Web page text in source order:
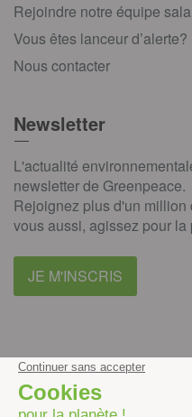
Rejoindre notre équipe
Vous êtes lanceur d’alerte?
Nous contacter
Newsletter
L'actualité
newsletter de Greenpeace.
Rejoignez plus d'un million
vous aussi, agissez pour la
JE M'INSCRIS